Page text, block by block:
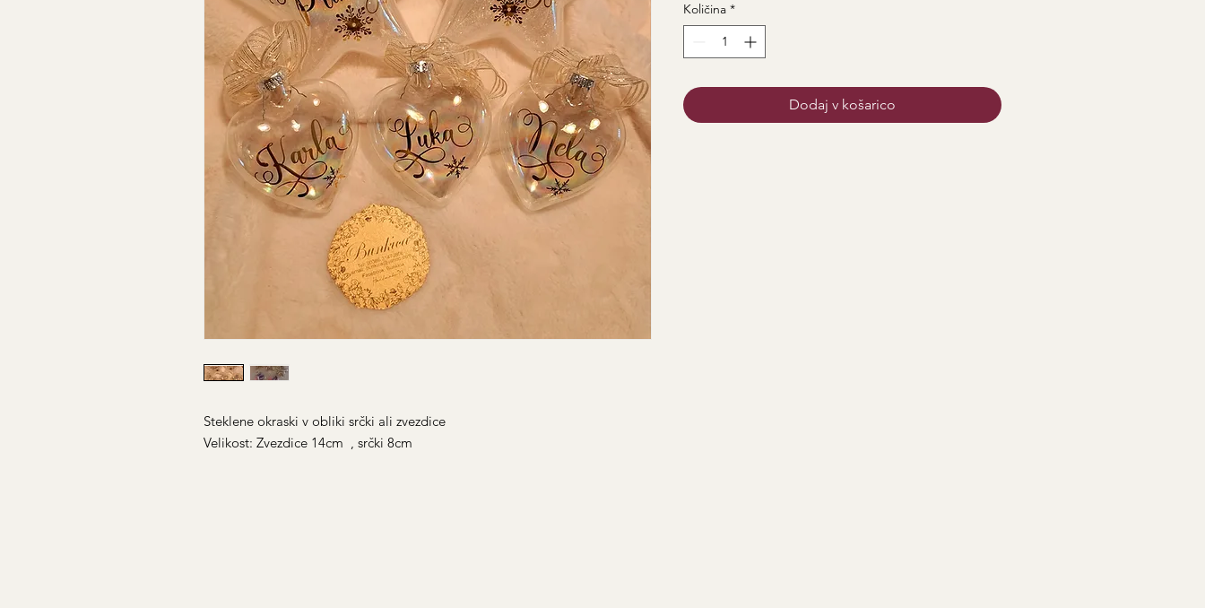
Steklene okraski v obliki srčki ali zvezdice
Velikost: Zvezdice 14cm , srčki 8cm
Količina *
Dodaj v košarico